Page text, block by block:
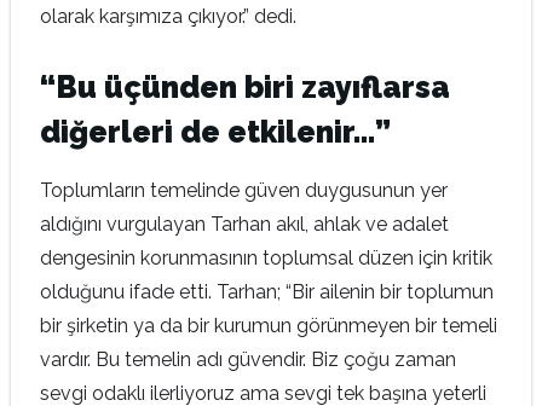
olarak karşımıza çıkıyor.” dedi.
“Bu üçünden biri zayıflarsa
diğerleri de etkilenir…”
Toplumların temelinde güven duygusunun yer
aldığını vurgulayan Tarhan akıl, ahlak ve adalet
dengesinin korunmasının toplumsal düzen için kritik
olduğunu ifade etti. Tarhan; “Bir ailenin bir toplumun
bir şirketin ya da bir kurumun görünmeyen bir temeli
vardır. Bu temelin adı güvendir. Biz çoğu zaman
sevgi odaklı ilerliyoruz ama sevgi tek başına yeterli